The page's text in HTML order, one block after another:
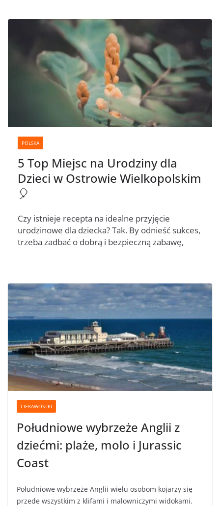
POLSKA
5 Top Miejsc na Urodziny dla
Dzieci w Ostrowie Wielkopolskim
🎈
Czy istnieje recepta na idealne przyjęcie
urodzinowe dla dziecka? Tak. By odnieść sukces,
trzeba zadbać o dobrą i bezpieczną zabawę,
CIEKAWOSTKI
Południowe wybrzeże Anglii z
dziećmi: plaże, molo i Jurassic
Coast
Południowe wybrzeże Anglii wielu osobom kojarzy się
przede wszystkim z klifami i malowniczymi widokami.